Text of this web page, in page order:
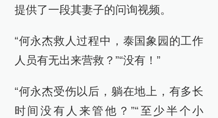
提供了一段其妻子的问询视频。
“何永杰救人过程中，泰国象园的工作
人员有无出来营救？”“没有！”
“何永杰受伤以后，躺在地上，有多长
时间没有人来管他？”“至少半个小